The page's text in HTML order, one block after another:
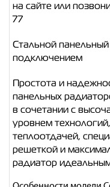
на сайте или
77
Стальной
подключением
Простота и
панельных
в сочетании с
уровнем
теплоотдачей,
решеткой и
радиатор